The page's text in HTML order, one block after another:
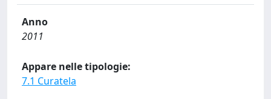
Anno
2011
Appare nelle tipologie:
7.1 Curatela